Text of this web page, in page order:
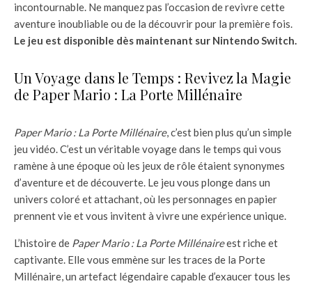
incontournable. Ne manquez pas l’occasion de revivre cette
aventure inoubliable ou de la découvrir pour la première fois.
Le jeu est disponible dès maintenant sur Nintendo Switch.
Un Voyage dans le Temps : Revivez la Magie
de Paper Mario : La Porte Millénaire
Paper Mario : La Porte Millénaire, c’est bien plus qu’un simple
jeu vidéo. C’est un véritable voyage dans le temps qui vous
ramène à une époque où les jeux de rôle étaient synonymes
d’aventure et de découverte. Le jeu vous plonge dans un
univers coloré et attachant, où les personnages en papier
prennent vie et vous invitent à vivre une expérience unique.
L’histoire de Paper Mario : La Porte Millénaireest riche et
captivante. Elle vous emmène sur les traces de la Porte
Millénaire, un artefact légendaire capable d’exaucer tous les